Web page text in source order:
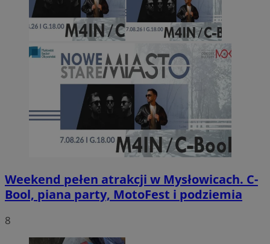
Weekend pełen atrakcji w Mysłowicach. C-
Bool, piana party, MotoFest i podziemia
8